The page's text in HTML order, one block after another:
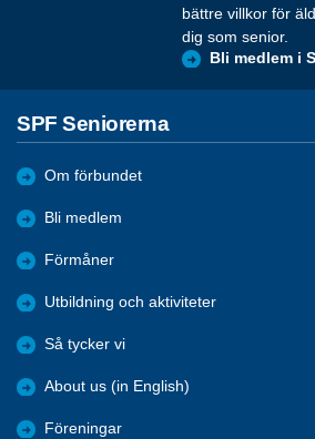
bättre villkor för
dig som senior.
Bli medlem i
SPF Seniorerna
Om förbundet
Bli medlem
Förmåner
Utbildning och aktiviteter
Så tycker vi
About us (in English)
Föreningar